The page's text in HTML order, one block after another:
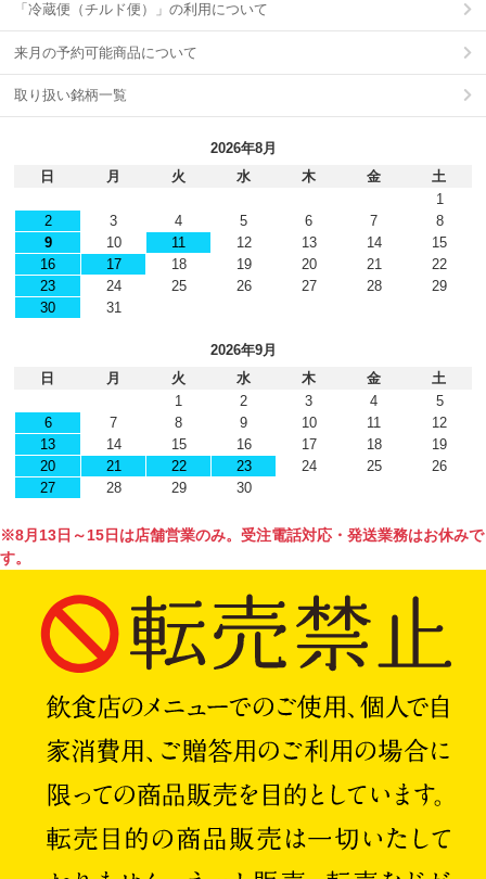
「冷蔵便（チルド便）」の利用について
来月の予約可能商品について
取り扱い銘柄一覧
2026年8月
日
月 火 水 木 金
土
1
2
3 4 5 6 7
8
9
10 11 12 13 14
15
16
17 18 19 20 21
22
23
24 25 26 27 28
29
30
31
2026年9月
日
月 火 水 木 金
土
1
2 3 4
5
6
7 8 9 10 11
12
13
14 15 16 17 18
19
20
21 22 23 24 25
26
27
28 29 30
※8月13日～15日は店舗営業のみ。受注電話対応・発送業務はお休みで
す。